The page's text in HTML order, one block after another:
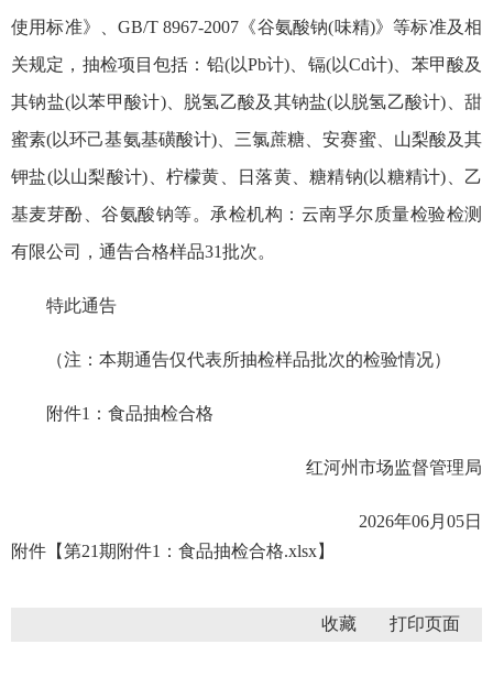
使用标准》、GB/T 8967-2007《谷氨酸钠(味精)》等标准及相
关规定，抽检项目包括：铅(以Pb计)、镉(以Cd计)、苯甲酸及
其钠盐(以苯甲酸计)、脱氢乙酸及其钠盐(以脱氢乙酸计)、甜
蜜素(以环己基氨基磺酸计)、三氯蔗糖、安赛蜜、山梨酸及其
钾盐(以山梨酸计)、柠檬黄、日落黄、糖精钠(以糖精计)、乙
基麦芽酚、谷氨酸钠等。承检机构：云南孚尔质量检验检测
有限公司，通告合格样品31批次。
特此通告
（注：本期通告仅代表所抽检样品批次的检验情况）
附件1：食品抽检合格
红河州市场监督管理局
2026年06月05日
附件【第21期附件1：食品抽检合格.xlsx】
收藏